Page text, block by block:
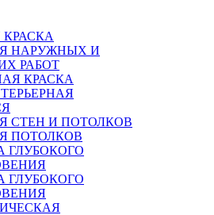
НАРУЖНЫХ И
РАБОТ
КРАСКА
СТЕН И ПОТОЛКОВ
ПОТОЛКОВ
ГЛУБОКОГО
ГЛУБОКОГО